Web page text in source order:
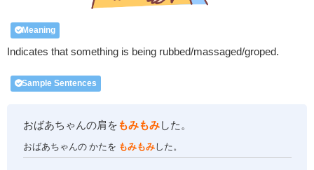
Meaning
Indicates that something is being rubbed/massaged/groped.
Sample Sentences
おばあちゃんの肩を もみもみした。
おばあちゃんの かたを もみもみした。